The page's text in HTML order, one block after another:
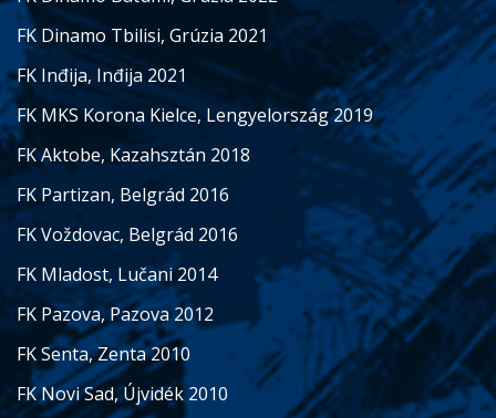
FK Dinamo Tbilisi, Grúzia 2021
FK Inđija, Inđija 2021
FK MKS Korona Kielce, Lengyelország 2019
FK Aktobe, Kazahsztán 2018
FK Partizan, Belgrád 2016
FK Voždovac, Belgrád 2016
FK Mladost, Lučani 2014
FK Pazova, Pazova 2012
FK Senta, Zenta 2010
FK Novi Sad, Újvidék 2010